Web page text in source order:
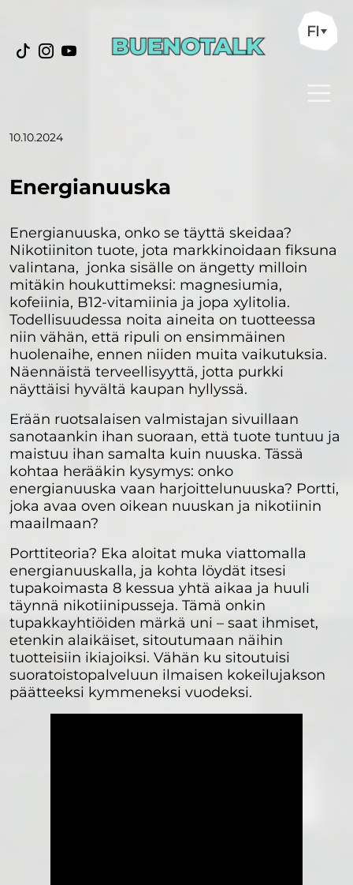
FI
10.10.2024
Energianuuska
Energianuuska, onko se täyttä skeidaa?
Nikotiiniton tuote, jota markkinoidaan fiksuna
valintana, jonka sisälle on ängetty milloin
mitäkin houkuttimeksi: magnesiumia,
kofeiinia, B12-vitamiinia ja jopa xylitolia.
Todellisuudessa noita aineita on tuotteessa
niin vähän, että ripuli on ensimmäinen
huolenaihe, ennen niiden muita vaikutuksia.
Näennäistä terveellisyyttä, jotta purkki
näyttäisi hyvältä kaupan hyllyssä.
Erään ruotsalaisen valmistajan sivuillaan
sanotaankin ihan suoraan, että tuote tuntuu ja
maistuu ihan samalta kuin nuuska. Tässä
kohtaa herääkin kysymys: onko
energianuuska vaan harjoittelunuuska? Portti,
joka avaa oven oikean nuuskan ja nikotiinin
maailmaan?
Porttiteoria? Eka aloitat muka viattomalla
energianuuskalla, ja kohta löydät itsesi
tupakoimasta 8 kessua yhtä aikaa ja huuli
täynnä nikotiinipusseja. Tämä onkin
tupakkayhtiöiden märkä uni – saat ihmiset,
etenkin alaikäiset, sitoutumaan näihin
tuotteisiin ikiajoiksi. Vähän ku sitoutuisi
suoratoistopalveluun ilmaisen kokeilujakson
päätteeksi kymmeneksi vuodeksi.